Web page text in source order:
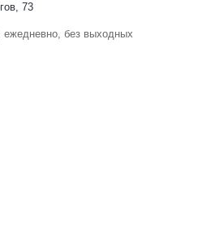
73
без выходных